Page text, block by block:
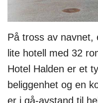
På tross av navnet,
lite hotell med 32
Hotel Halden er et
beliggenhet og en
er i gå-avstand til